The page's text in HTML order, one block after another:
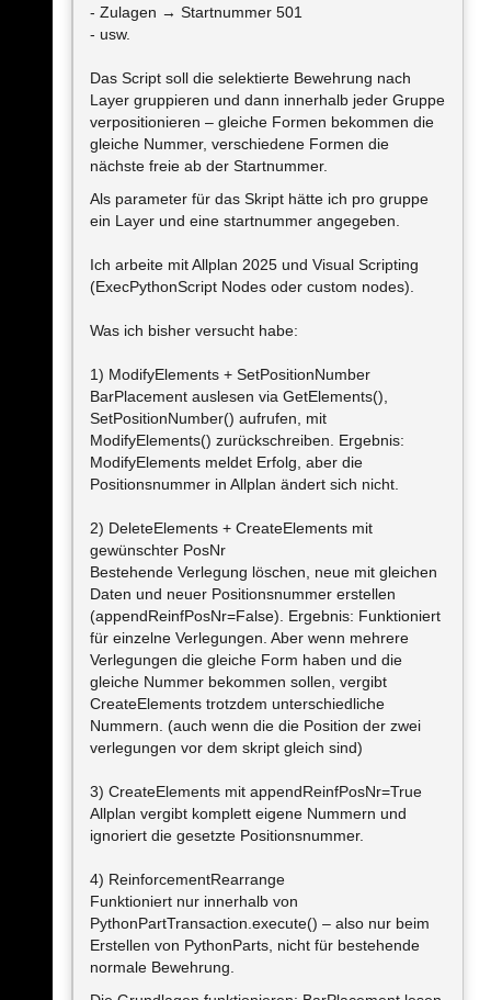
- Zulagen → Startnummer 501
- usw.
Das Script soll die selektierte Bewehrung nach
Layer gruppieren und dann innerhalb jeder Gruppe
verpositionieren – gleiche Formen bekommen die
gleiche Nummer, verschiedene Formen die
nächste freie ab der Startnummer.
Als parameter für das Skript hätte ich pro gruppe
ein Layer und eine startnummer angegeben.
Ich arbeite mit Allplan 2025 und Visual Scripting
(ExecPythonScript Nodes oder custom nodes).
Was ich bisher versucht habe:
1) ModifyElements + SetPositionNumber
BarPlacement auslesen via GetElements(),
SetPositionNumber() aufrufen, mit
ModifyElements() zurückschreiben. Ergebnis:
ModifyElements meldet Erfolg, aber die
Positionsnummer in Allplan ändert sich nicht.
2) DeleteElements + CreateElements mit
gewünschter PosNr
Bestehende Verlegung löschen, neue mit gleichen
Daten und neuer Positionsnummer erstellen
(appendReinfPosNr=False). Ergebnis: Funktioniert
für einzelne Verlegungen. Aber wenn mehrere
Verlegungen die gleiche Form haben und die
gleiche Nummer bekommen sollen, vergibt
CreateElements trotzdem unterschiedliche
Nummern. (auch wenn die die Position der zwei
verlegungen vor dem skript gleich sind)
3) CreateElements mit appendReinfPosNr=True
Allplan vergibt komplett eigene Nummern und
ignoriert die gesetzte Positionsnummer.
4) ReinforcementRearrange
Funktioniert nur innerhalb von
PythonPartTransaction.execute() – also nur beim
Erstellen von PythonParts, nicht für bestehende
normale Bewehrung.